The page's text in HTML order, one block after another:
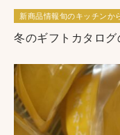
新商品情報旬のキッチンか
冬のギフトカタログ